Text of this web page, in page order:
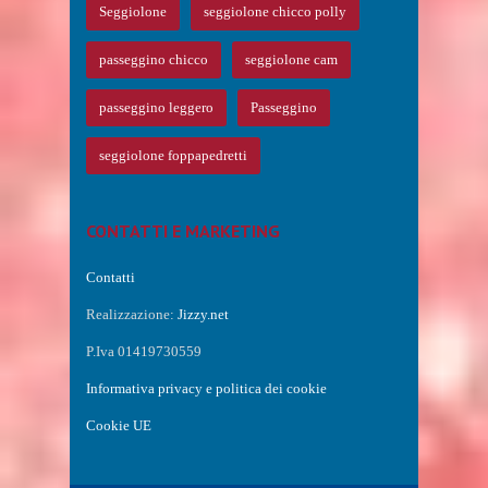
Seggiolone seggiolone chicco polly
passeggino chicco seggiolone cam
passeggino leggero Passeggino
seggiolone foppapedretti
CONTATTI E MARKETING
Contatti
Realizzazione: Jizzy.net
P.Iva 01419730559
Informativa privacy e politica dei cookie
Cookie UE